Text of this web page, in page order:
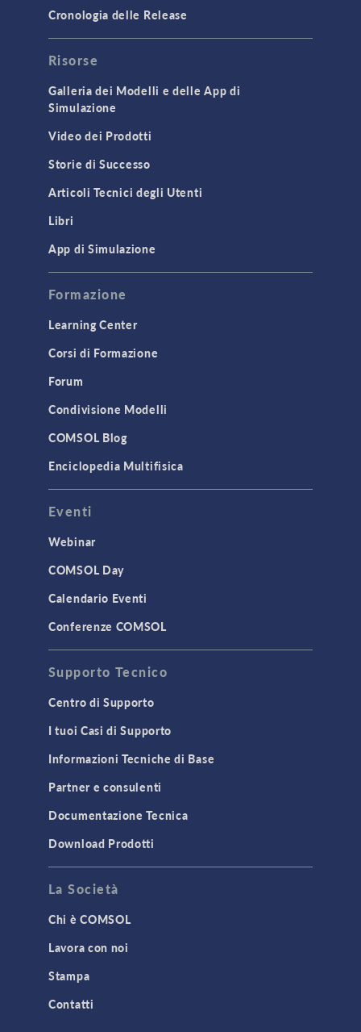
Cronologia delle Release
Risorse
Galleria dei Modelli e delle App di
Simulazione
Video dei Prodotti
Storie di Successo
Articoli Tecnici degli Utenti
Libri
App di Simulazione
Formazione
Learning Center
Corsi di Formazione
Forum
Condivisione Modelli
COMSOL Blog
Enciclopedia Multifisica
Eventi
Webinar
COMSOL Day
Calendario Eventi
Conferenze COMSOL
Supporto Tecnico
Centro di Supporto
I tuoi Casi di Supporto
Informazioni Tecniche di Base
Partner e consulenti
Documentazione Tecnica
Download Prodotti
La Società
Chi è COMSOL
Lavora con noi
Stampa
Contatti